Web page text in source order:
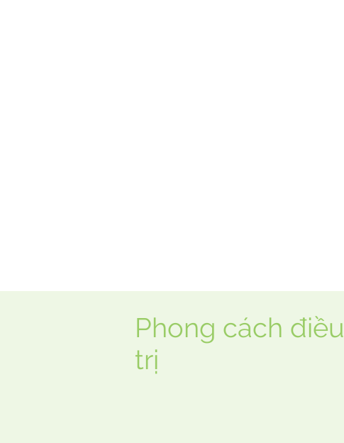
Phong cách điều
trị